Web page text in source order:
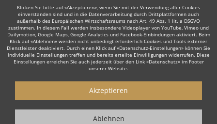
Klicken Sie bitte auf «Akzeptieren», wenn Sie mit der Verwendung aller Cookies
einverstanden sind und in die Datenverarbeitung durch Drittplattformen auch
außerhalb des Europäischen Wirtschaftsraums nach Art. 49 Abs. 1 lit. a DSGVO
zustimmen. In diesem Fall werden insbesondere Videoplayer von YouTube, Vimeo und
Dailymotion, Google Maps, Google Analytics und Facebook-Einbindungen aktiviert. Beim
Klick auf «Ablehnen» werden nicht unbedingt erforderlich Cookies und Tools externer
Dienstleister deaktiviert. Durch einen Klick auf «Datenschutz-Einstellungen» können Sie
individuelle Einstellungen treffen und bereits erteilte Einwilligungen widerrufen. Diese
Einstellungen erreichen Sie auch jederzeit über den Link «Datenschutz» im Footer
unserer Website.
Akzeptieren
Ablehnen